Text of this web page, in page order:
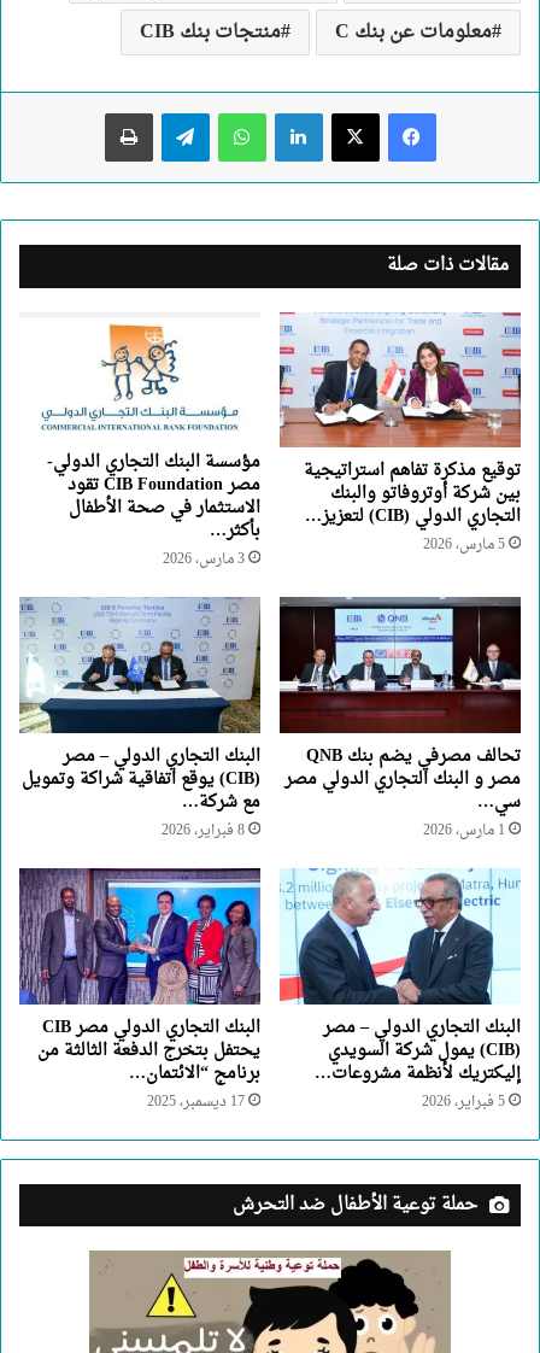
معلومات عن بنك C
منتجات بنك CIB
لينكدإن واتساب تيلقرام طباعة
مقالات ذات صلة
توقيع مذكرة تفاهم استراتيجية
بين شركة أوتروفاتو والبنك
التجاري الدولي (CIB) لتعزيز…
5 مارس، 2026
مؤسسة البنك التجاري الدولي-
مصر CIB Foundation تقود
الاستثمار في صحة الأطفال
بأكثر…
3 مارس، 2026
تحالف مصرفي يضم بنك QNB
مصر و البنك التجاري الدولي مصر
سي…
1 مارس، 2026
البنك التجاري الدولي – مصر
(CIB) يوقع اتفاقية شراكة وتمويل
مع شركة…
8 فبراير، 2026
البنك التجاري الدولي – مصر
(CIB) يمول شركة السويدي
إليكتريك لأنظمة مشروعات…
5 فبراير، 2026
البنك التجاري الدولي مصر CIB
يحتفل بتخرج الدفعة الثالثة من
برنامج “الائتمان…
17 ديسمبر، 2025
حملة توعية الأطفال ضد التحرش